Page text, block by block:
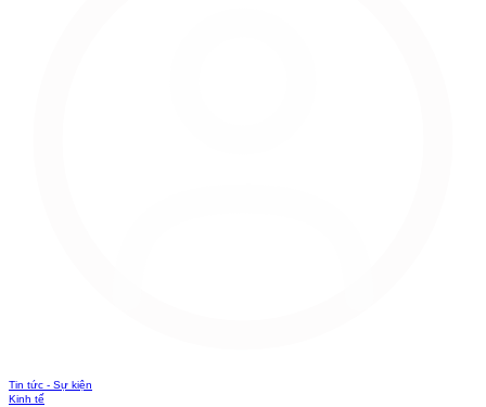
Tin tức - Sự kiện
Kinh tế